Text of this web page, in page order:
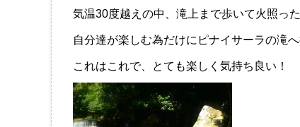
気温30度越えの中、滝上まで歩いて火照っ
自分達が楽しむ為だけにピナイサーラの滝
これはこれで、とても楽しく気持ち良い！